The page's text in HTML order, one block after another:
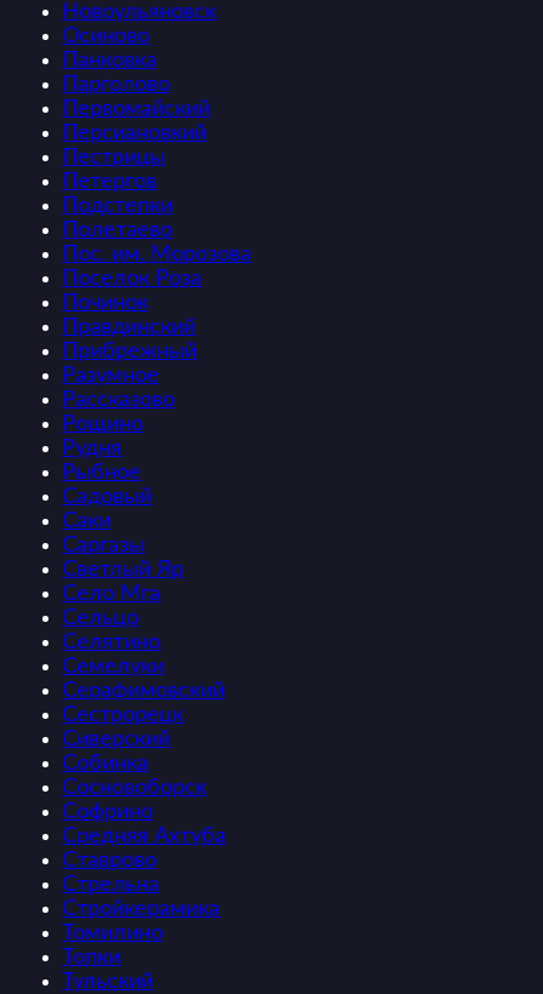
Новоульяновск
Осиново
Панковка
Парголово
Первомайский
Персиановкий
Пестрицы
Петергов
Подстепки
Полетаево
Пос. им. Морозова
Поселок Роза
Починок
Правдинский
Прибрежный
Разумное
Рассказово
Рощино
Рудня
Рыбное
Садовый
Саки
Саргазы
Светлый Яр
Село Мга
Сельцо
Селятино
Семелуки
Серафимовский
Сестрорецк
Сиверский
Собинка
Сосновоборск
Софрино
Средняя Ахтуба
Ставрово
Стрельна
Стройкерамика
Томилино
Топки
Тульский